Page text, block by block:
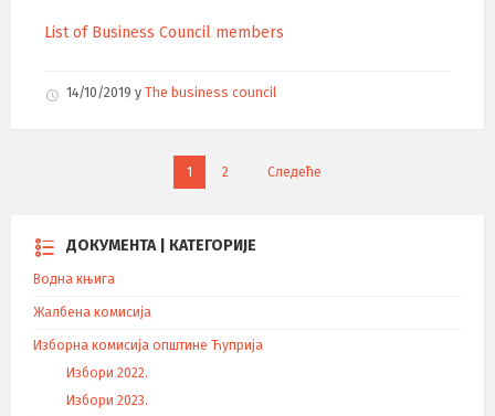
List of Business Council members
14/10/2019 у The business council
1 2 Следеће
ДОКУМЕНТА | КАТЕГОРИЈЕ
Водна књига
Жалбена комисија
Изборна комисија општине Ћуприја
Избори 2022.
Избори 2023.